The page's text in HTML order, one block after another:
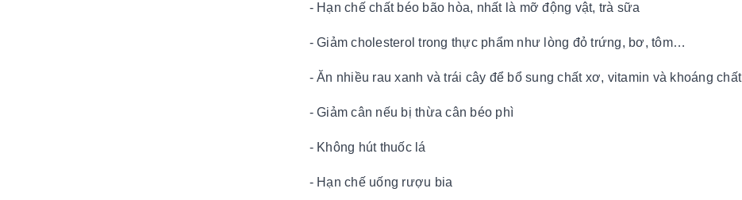
- Hạn chế chất béo bão hòa, nhất là mỡ động vật, trà sữa
- Giảm cholesterol trong thực phẩm như lòng đỏ trứng, bơ, tôm…
- Ăn nhiều rau xanh và trái cây để bổ sung chất xơ, vitamin và khoáng chất
- Giảm cân nếu bị thừa cân béo phì
- Không hút thuốc lá
- Hạn chế uống rượu bia